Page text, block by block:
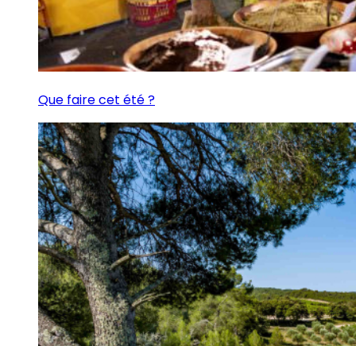
Que faire cet été ?